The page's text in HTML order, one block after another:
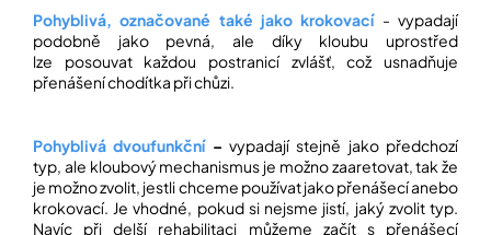
Pohyblivá, označované také jako krokovací- vypadají
podobně jako pevná, ale díky kloubu uprostřed
lze posouvat každou postranicí zvlášť, což usnadňuje
přenášení chodítka při chůzi.
Pohyblivá dvoufunkční–vypadají stejně jako předchozí
typ, ale kloubový mechanismus je možno zaaretovat, tak že
je možno zvolit, jestli chceme používat jako přenášecí anebo
krokovací. Je vhodné, pokud si nejsme jistí, jaký zvolit typ.
Navíc při delší rehabilitaci můžeme začít s přenášecí